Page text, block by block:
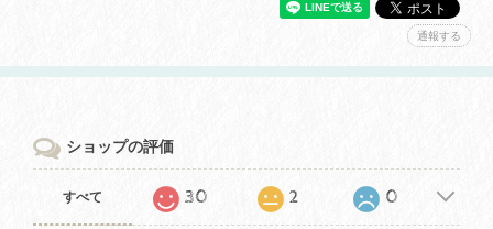
通報する
ショップの評価
すべて 30 2 0